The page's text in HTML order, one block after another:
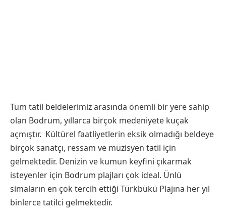
Tüm tatil beldelerimiz arasında önemli bir yere sahip
olan Bodrum, yıllarca birçok medeniyete kuçak
açmıştır. Kültürel faatliyetlerin eksik olmadığı beldeye
birçok sanatçı, ressam ve müzisyen tatil için
gelmektedir. Denizin ve kumun keyfini çıkarmak
isteyenler için Bodrum plajları çok ideal. Ünlü
simaların en çok tercih ettiği Türkbükü Plajına her yıl
binlerce tatilci gelmektedir.